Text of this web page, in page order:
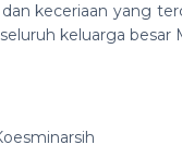
keceriaan yang
keluarga besar